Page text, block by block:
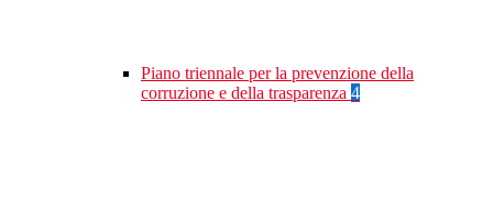
Piano triennale per la prevenzione della
corruzione e della trasparenza 4